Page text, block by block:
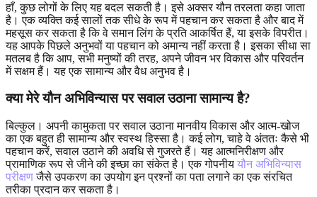
हाँ, कुछ लोगों के लिए यह बदल सकती है। इसे अक्सर यौन तरलता कहा जाता
है। एक व्यक्ति कई सालों तक सीधे के रूप में पहचान कर सकता है और बाद में
महसूस कर सकता है कि वे समान लिंग के प्रति आकर्षित हैं, या इसके विपरीत।
यह आपके पिछले अनुभवों या पहचान को अमान्य नहीं करता है। इसका सीधा सा
मतलब है कि आप, सभी मनुष्यों की तरह, अपने जीवन भर विकास और परिवर्तन
में सक्षम हैं। यह एक सामान्य और वैध अनुभव है।
क्या मेरे यौन अभिविन्यास पर सवाल उठाना सामान्य है?
बिल्कुल। अपनी कामुकता पर सवाल उठाना मानवीय विकास और आत्म-खोज
का एक बहुत ही सामान्य और स्वस्थ हिस्सा है। कई लोग, चाहे वे अंततः कैसे भी
पहचान करें, सवाल उठाने की अवधि से गुजरते हैं। यह आत्मनिरीक्षण और
प्रामाणिक रूप से जीने की इच्छा का संकेत है। एक गोपनीय यौन अभिविन्यास
परीक्षणजैसे उपकरण का उपयोग इन प्रश्नों का पता लगाने का एक संरचित
तरीका प्रदान कर सकता है।